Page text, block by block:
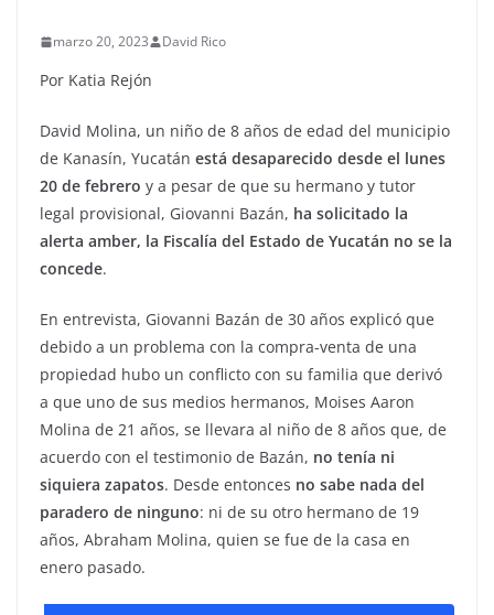
marzo 20, 2023 David Rico
Por Katia Rejón
David Molina, un niño de 8 años de edad del municipio
de Kanasín, Yucatán está desaparecido desde el lunes
20 de febrero y a pesar de que su hermano y tutor
legal provisional, Giovanni Bazán, ha solicitado la
alerta amber, la Fiscalía del Estado de Yucatán no se la
concede.
En entrevista, Giovanni Bazán de 30 años explicó que
debido a un problema con la compra-venta de una
propiedad hubo un conflicto con su familia que derivó
a que uno de sus medios hermanos, Moises Aaron
Molina de 21 años, se llevara al niño de 8 años que, de
acuerdo con el testimonio de Bazán, no tenía ni
siquiera zapatos. Desde entonces no sabe nada del
paradero de ninguno: ni de su otro hermano de 19
años, Abraham Molina, quien se fue de la casa en
enero pasado.